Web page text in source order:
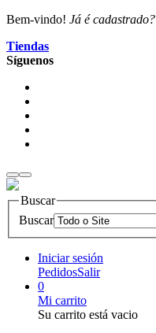
Bem-vindo! Já é cadastrado?
Tiendas
Síguenos
Buscar
Buscar
Iniciar sesión
PedidosSalir
0
Mi carrito
Su carrito está vacio